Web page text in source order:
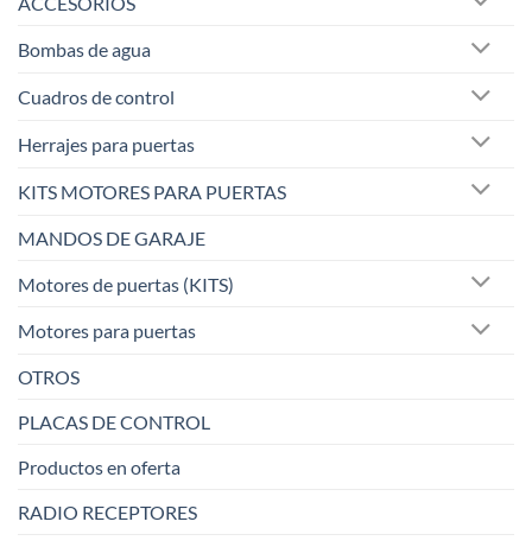
Bombas de agua
Cuadros de control
Herrajes para puertas
KITS MOTORES PARA PUERTAS
MANDOS DE GARAJE
Motores de puertas (KITS)
Motores para puertas
OTROS
PLACAS DE CONTROL
Productos en oferta
RADIO RECEPTORES